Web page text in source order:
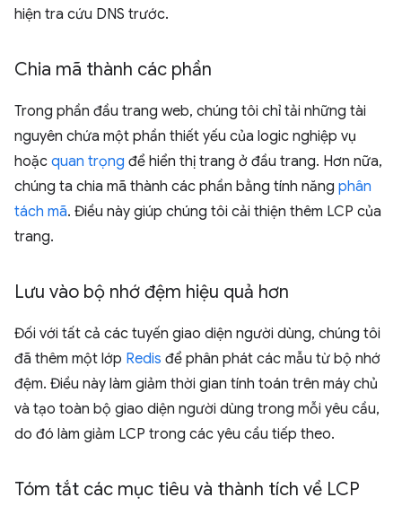
hiện tra cứu DNS trước.
Chia mã thành các phần
Trong phần đầu trang web, chúng tôi chỉ tải những tài
nguyên chứa một phần thiết yếu của logic nghiệp vụ
hoặc quan trọng để hiển thị trang ở đầu trang. Hơn nữa,
chúng ta chia mã thành các phần bằng tính năng phân
tách mã. Điều này giúp chúng tôi cải thiện thêm LCP của
trang.
Lưu vào bộ nhớ đệm hiệu quả hơn
Đối với tất cả các tuyến giao diện người dùng, chúng tôi
đã thêm một lớp Redis để phân phát các mẫu từ bộ nhớ
đệm. Điều này làm giảm thời gian tính toán trên máy chủ
và tạo toàn bộ giao diện người dùng trong mỗi yêu cầu,
do đó làm giảm LCP trong các yêu cầu tiếp theo.
Tóm tắt các mục tiêu và thành tích về LCP